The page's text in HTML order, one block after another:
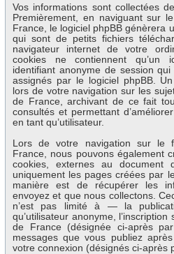
Vos informations sont collectées
Premièrement, en naviguant sur
France, le logiciel phpBB génèrera
qui sont de petits fichiers
navigateur internet de votre
cookies ne contiennent qu’un
identifiant anonyme de session
assignés par le logiciel phpBB.
lors de votre navigation sur les
de France, archivant de ce fait
consultés et permettant
en tant qu’utilisateur.
Lors de votre navigation sur le
France, nous pouvons également
cookies, externes au
uniquement les pages créées par
manière est de récupérer les
envoyez et que nous collectons.
n’est pas limité à — la
qu’utilisateur anonyme,
de France (désignée ci-après
messages que vous publiez
votre connexion (désignés ci-après